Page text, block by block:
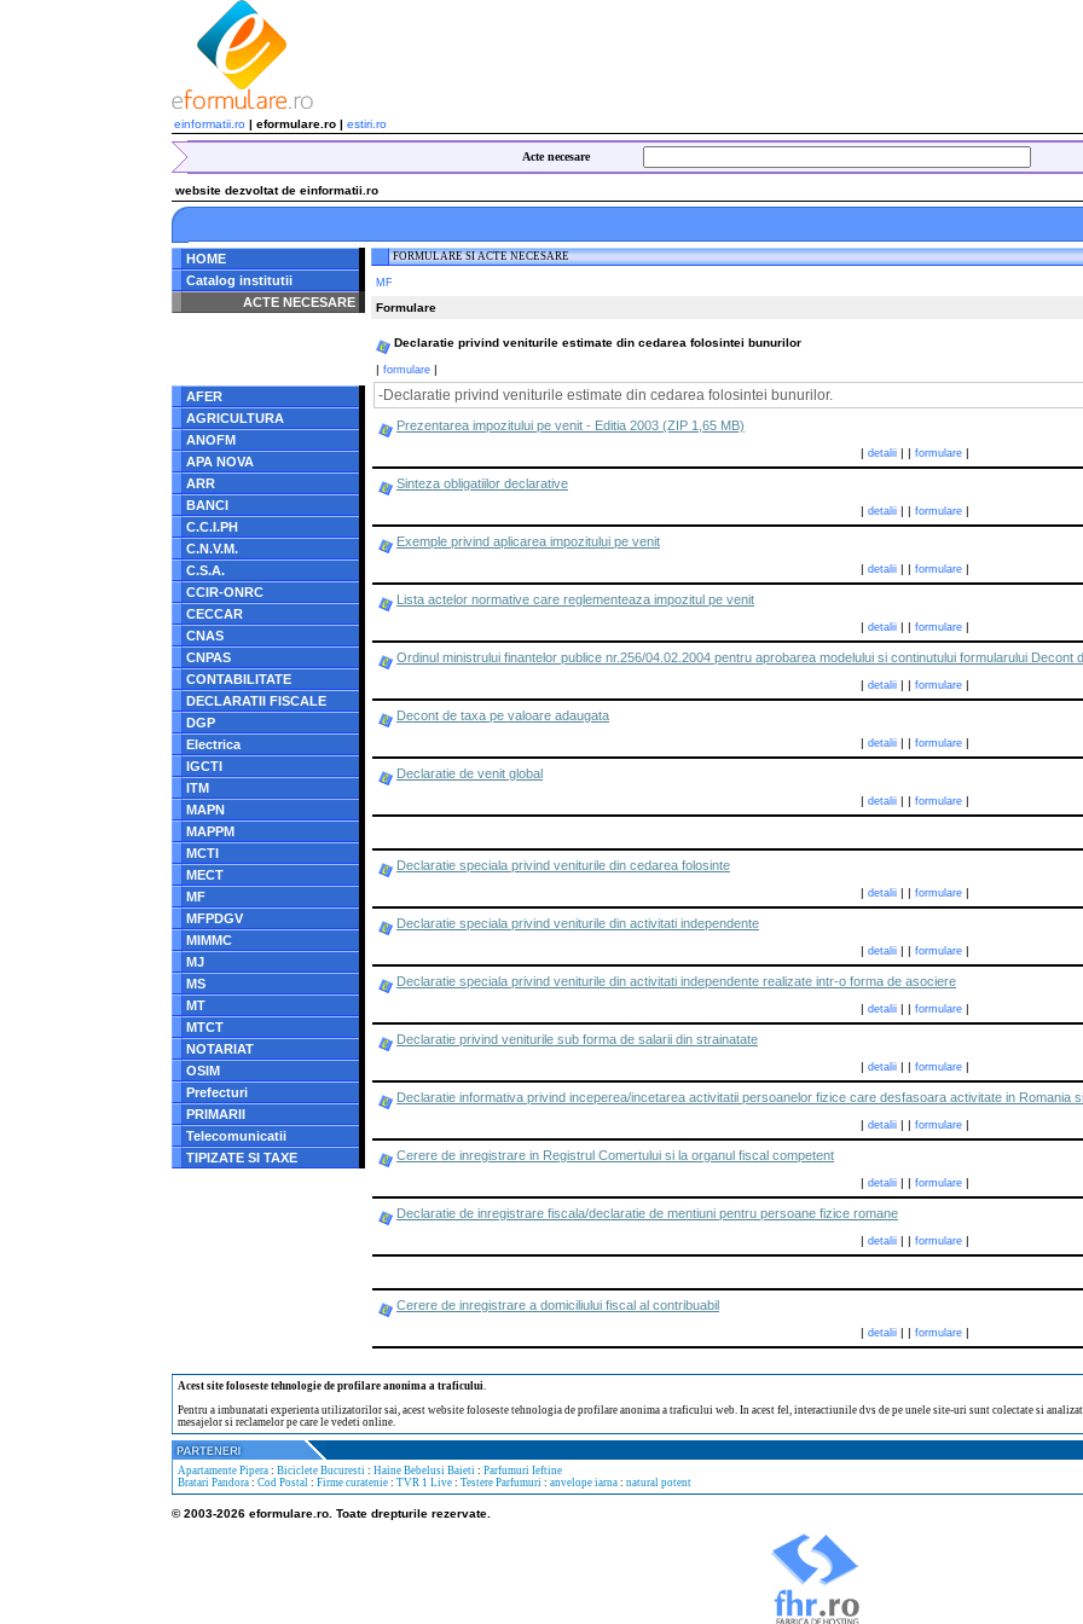
einformatii.ro | eformulare.ro | estiri.ro
Acte necesare
website dezvoltat de einformatii.ro
HOME
Catalog institutii
ACTE NECESARE
/home/eformulare.ro/public_html/navigare/stanga.php
AFER
AGRICULTURA
ANOFM
APA NOVA
ARR
BANCI
C.C.I.PH
C.N.V.M.
C.S.A.
CCIR-ONRC
CECCAR
CNAS
CNPAS
CONTABILITATE
DECLARATII FISCALE
DGP
Electrica
IGCTI
ITM
MAPN
MAPPM
MCTI
MECT
MF
MFPDGV
MIMMC
MJ
MS
MT
MTCT
NOTARIAT
OSIM
Prefecturi
PRIMARII
Telecomunicatii
TIPIZATE SI TAXE
FORMULARE SI ACTE NECESARE
MF
Formulare
Declaratie privind veniturile estimate din cedarea folosintei bunurilor
| formulare |
-Declaratie privind veniturile estimate din cedarea folosintei bunurilor.
Prezentarea impozitului pe venit - Editia 2003 (ZIP 1,65 MB)
| detalii | | formulare |
Sinteza obligatiilor declarative
| detalii | | formulare |
Exemple privind aplicarea impozitului pe venit
| detalii | | formulare |
Lista actelor normative care reglementeaza impozitul pe venit
| detalii | | formulare |
Ordinul ministrului finantelor publice nr.256/04.02.2004 pentru aprobarea modelului si continutului formularului Decont
| detalii | | formulare |
Decont de taxa pe valoare adaugata
| detalii | | formulare |
Declaratie de venit global
| detalii | | formulare |
Declaratie speciala privind veniturile din cedarea folosinte
| detalii | | formulare |
Declaratie speciala privind veniturile din activitati independente
| detalii | | formulare |
Declaratie speciala privind veniturile din activitati independente realizate intr-o forma de asociere
| detalii | | formulare |
Declaratie privind veniturile sub forma de salarii din strainatate
| detalii | | formulare |
Declaratie informativa privind inceperea/incetarea activitatii persoanelor fizice care desfasoara activitate in Romania
| detalii | | formulare |
Cerere de inregistrare in Registrul Comertului si la organul fiscal competent
| detalii | | formulare |
Declaratie de inregistrare fiscala/declaratie de mentiuni pentru persoane fizice romane
| detalii | | formulare |
Cerere de inregistrare a domiciliului fiscal al contribuabil
| detalii | | formulare |
Acest site foloseste tehnologie de profilare anonima a traficului.
Pentru a imbunatati experienta utilizatorilor sai, acest website foloseste tehnologia de profilare anonima a traficului web. In acest fel, interactiunile dvs de pe unele site-uri sunt colectate si
mesajelor si reclamelor pe care le vedeti online.
Apartamente Pipera : Biciclete Bucuresti : Haine Bebelusi Baieti : Parfumuri Ieftine
Bratari Pandora : Cod Postal : Firme curatenie : TVR 1 Live : Testere Parfumuri : anvelope iarna : natural potent
© 2003-2026 eformulare.ro. Toate drepturile rezervate.